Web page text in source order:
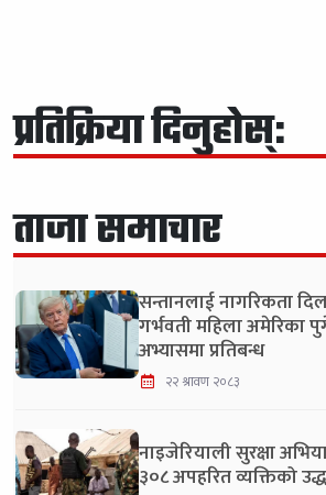
प्रतिक्रिया दिनुहोस्:
ताजा समाचार
सन्तानलाई नागरिकता
गर्भवती महिला अमेरिका
अभ्यासमा प्रतिबन्ध
२२ श्रावण २०८३
नाइजेरियाली सुरक्षा
३०८ अपहरित व्यक्तिको